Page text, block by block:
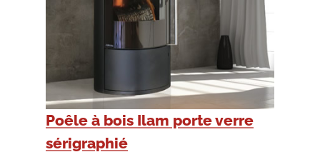
Poêle à bois Ilam porte verre
sérigraphié